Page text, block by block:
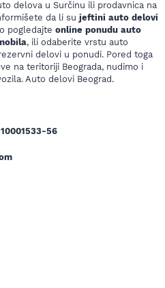
delova u Surčinu ili prodavnica na
da li su jeftini auto delovi
pogledajte online ponudu auto
, ili odaberite vrstu auto
delovi u ponudi. Pored toga
na teritoriji Beograda, nudimo i
Auto delovi Beograd.
56